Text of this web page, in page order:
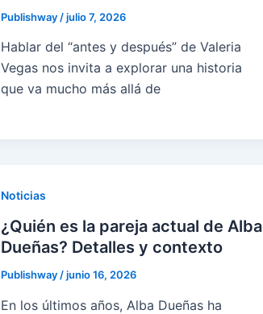
Publishway /julio 7, 2026
Hablar del “antes y después” de Valeria
Vegas nos invita a explorar una historia
que va mucho más allá de
Noticias
¿Quién es la pareja actual de Alba
Dueñas? Detalles y contexto
Publishway /junio 16, 2026
En los últimos años, Alba Dueñas ha